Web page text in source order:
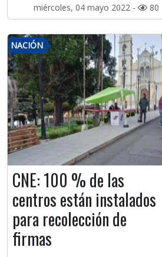
miércoles, 04 mayo 2022 - 80
NACIÓN
CNE: 100 % de las
centros están instalados
para recolección de
firmas